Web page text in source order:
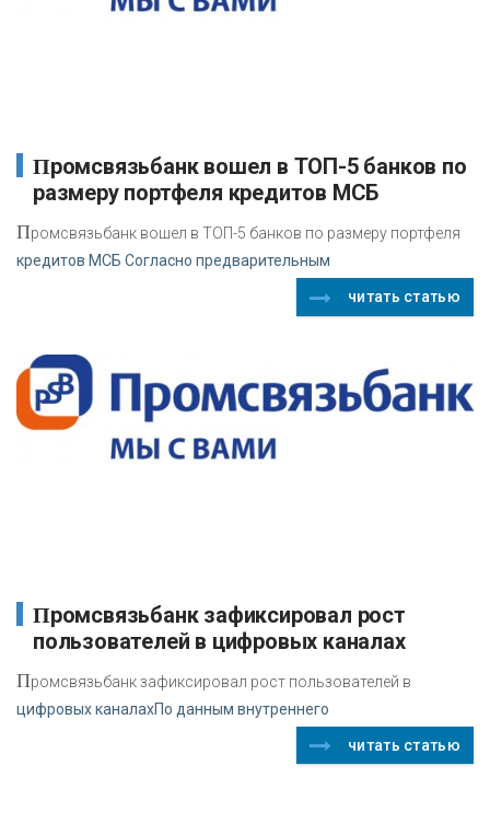
Промсвязьбанк вошел в ТОП-5 банков по
размеру портфеля кредитов МСБ
Промсвязьбанк вошел в ТОП-5 банков по размеру портфеля
кредитов МСБ Согласно предварительным
читать статью
Промсвязьбанк зафиксировал рост
пользователей в цифровых каналах
Промсвязьбанк зафиксировал рост пользователей в
цифровых каналахПо данным внутреннего
читать статью